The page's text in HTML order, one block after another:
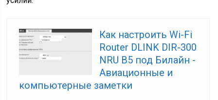
Как настроить Wi-Fi
Router DLINK DIR-300
NRU B5 под Билайн -
Авиационные и
компьютерные заметки